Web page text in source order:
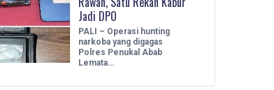
Jadi DPO
PALI – Operasi hunting
narkoba yang digagas
Polres Penukal Abab
Lemata…